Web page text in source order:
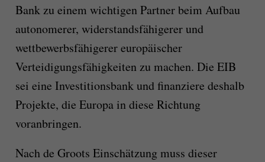
Bank zu einem wichtigen Partner beim Aufbau
autonomerer, widerstandsfähigerer und
wettbewerbsfähigerer europäischer
Verteidigungsfähigkeiten zu machen. Die EIB
sei eine Investitionsbank und finanziere deshalb
Projekte, die Europa in diese Richtung
voranbringen.
Nach de Groots Einschätzung muss dieser